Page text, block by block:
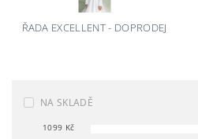
ŘADA EXCELLENT - DOPRODEJ
NA SKLADĚ
1099 Kč